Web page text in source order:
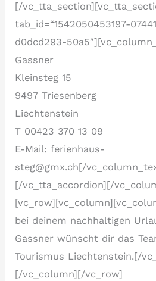
[/
tab_id=“1542050453197-
d0dcd293-
Gassner
Kleinsteg 15
9497 Triesenberg
Liechtenstein
T 00423 370 13 09
E-Mail: ferienhaus-
steg@gmx.ch[/
[/vc_tta_accordion][/
bei deinem nachhaltigen
Gassner wünscht dir das
Tourismus Liechtenstein.[/
[/vc_column][/vc_row]